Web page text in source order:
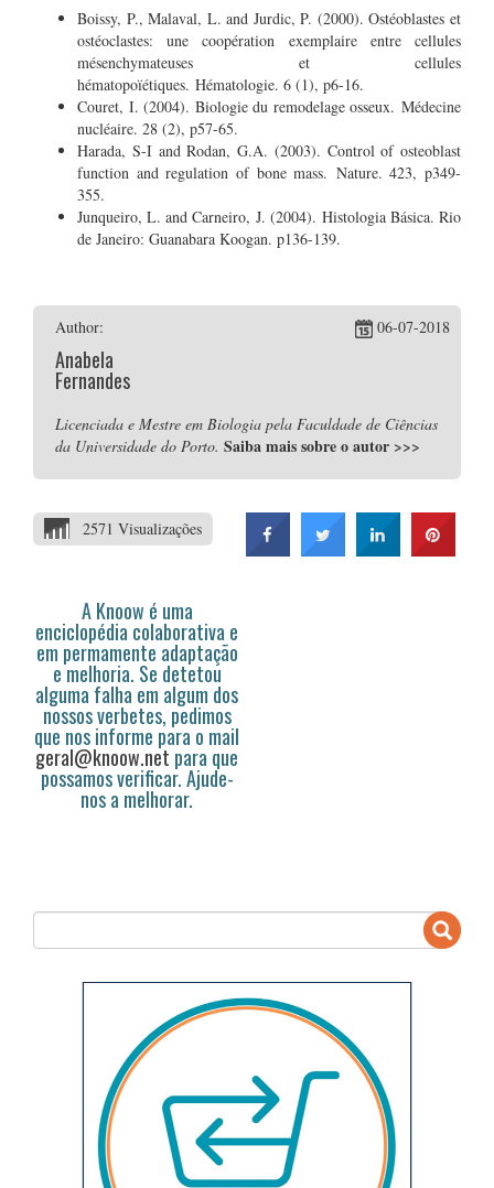
Boissy, P., Malaval, L. and Jurdic, P. (2000). Ostéoblastes et
ostéoclastes: une coopération exemplaire entre cellules
mésenchymateuses et cellules
hématopoïétiques. Hématologie. 6 (1), p6-16.
Couret, I. (2004). Biologie du remodelage osseux. Médecine
nucléaire. 28 (2), p57-65.
Harada, S-I and Rodan, G.A. (2003). Control of osteoblast
function and regulation of bone mass. Nature. 423, p349-
355.
Junqueiro, L. and Carneiro, J. (2004). Histologia Básica. Rio
de Janeiro: Guanabara Koogan. p136-139.
Author:
Anabela
Fernandes
06-07-2018
Licenciada e Mestre em Biologia pela Faculdade de Ciências
da Universidade do Porto. Saiba mais sobre o autor >>>
2571 Visualizações
A Knoow é uma
enciclopédia colaborativa e
em permamente adaptação
e melhoria. Se detetou
alguma falha em algum dos
nossos verbetes, pedimos
que nos informe para o mail
geral@knoow.net para que
possamos verificar. Ajude-
nos a melhorar.